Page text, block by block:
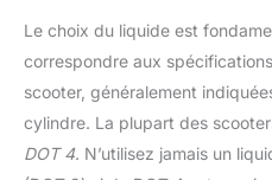
Le choix du liquide est
correspondre aux
scooter, généralement
cylindre. La plupart des
DOT 4. N’utilisez jamais un